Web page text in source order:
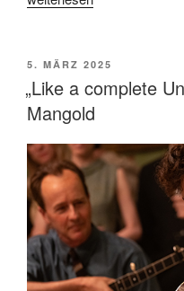
Ido
Fluk“
VERÖFFENTLICHT
AM
5. MÄRZ 2025
„Like a complete
Mangold